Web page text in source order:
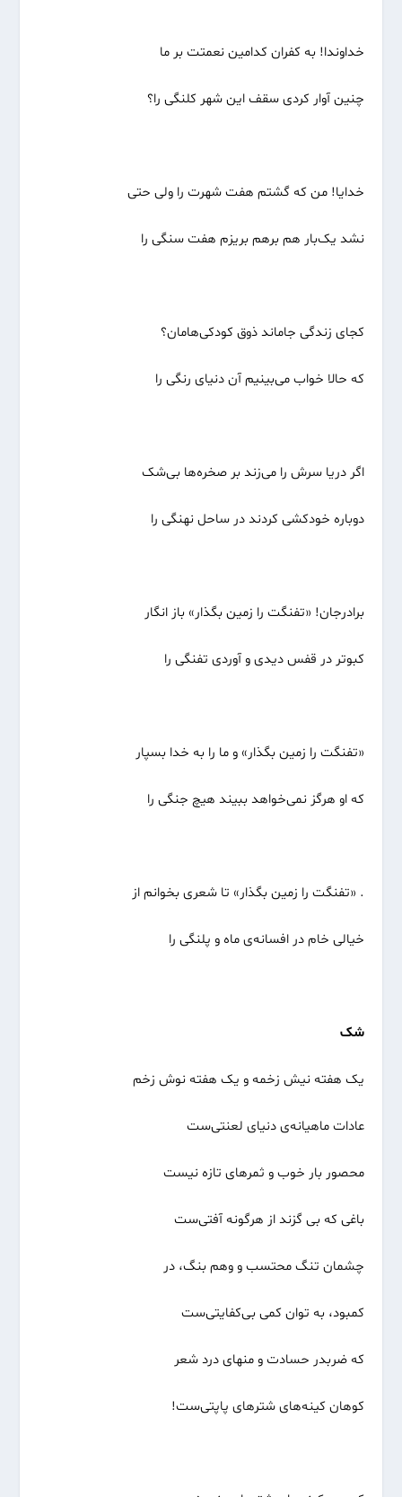
خداوندا! به کفران کدامین نعمتت بر ما
چنین آوار کردی سقف این شهر کلنگی را؟
خدایا! من که گشتم هفت شهرت را ولی حتی
نشد یک‌بار هم برهم بریزم هفت سنگی را
کجای زندگی جاماند ذوق کودکی‌هامان؟
که حالا خواب می‌بینیم آن دنیای رنگی را
اگر دریا سرش را می‌زند بر صخره‌ها بی‌شک
دوباره خودکشی کردند در ساحل نهنگی را
برادرجان! «تفنگت را زمین بگذار» باز انگار
کبوتر در قفس دیدی و آوردی تفنگی را
«تفنگت را زمین بگذار» و ما را به خدا بسپار
که او هرگز نمی‌خواهد ببیند هیچ جنگی را
. «تفنگت را زمین بگذار» تا شعری بخوانم از
خیالی خام در افسانه‌ی ماه و پلنگی را
شک
یک هفته نیش زخمه و یک هفته نوش زخم
عادات ماهیانه‌ی دنیای لعنتی‌ست
محصور بار خوب و ثمرهای تازه نیست
باغی که بی گزند از هرگونه آفتی‌ست
چشمان تنگ محتسب و وهم بنگ، در
کمبود، به توان کمی بی‌کفایتی‌ست
که ضربدر حسادت و منهای درد شعر
کوهان کینه‌های شترهای پاپتی‌ست!